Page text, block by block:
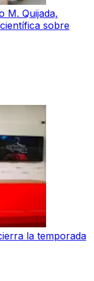
M. Quijada,
sobre
la temporada